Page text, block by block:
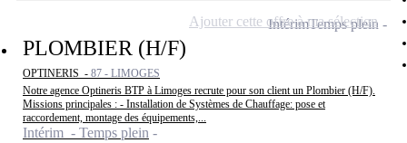
PLOMBIER (H/F)
OPTINERIS - 87 - LIMOGES
Notre agence Optineris BTP à Limoges recrute pour son client un Plombier (H/F).
Missions principales : - Installation de Systèmes de Chauffage: pose et
raccordement, montage des équipements,...
Intérim - Temps plein
IntérimTemps plein
Ajouter cette offre à ma sélection